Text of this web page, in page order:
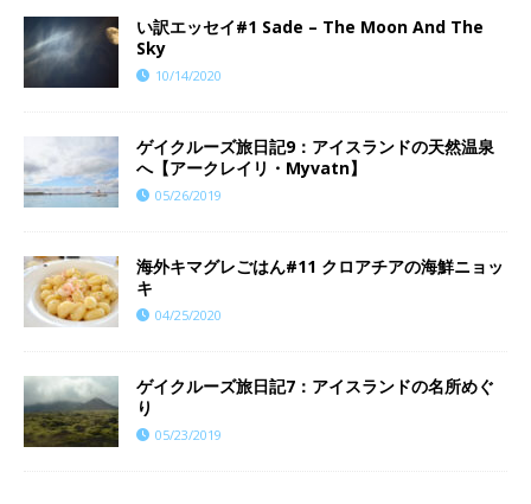
い訳エッセイ#1 Sade – The Moon And The
Sky
10/14/2020
ゲイクルーズ旅日記9：アイスランドの天然温泉
へ【アークレイリ・Myvatn】
05/26/2019
海外キマグレごはん#11 クロアチアの海鮮ニョッ
キ
04/25/2020
ゲイクルーズ旅日記7：アイスランドの名所めぐ
り
05/23/2019